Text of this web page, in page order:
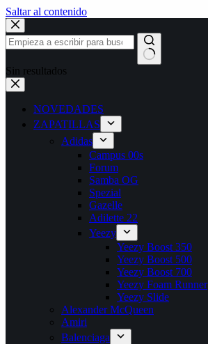
Saltar al contenido
Sin resultados
NOVEDADES
ZAPATILLAS
Adidas
Campus 00s
Forum
Samba OG
Spezial
Gazelle
Adilette 22
Yeezy
Yeezy Boost 350
Yeezy Boost 500
Yeezy Boost 700
Yeezy Foam Runner
Yeezy Slide
Alexander McQueen
Amiri
Balenciaga